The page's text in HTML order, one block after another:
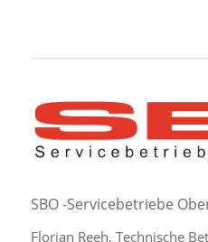
SBO -Servicebetriebe
Florian Reeh, Technische